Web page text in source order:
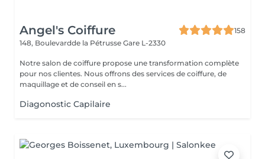
Angel's Coiffure
158
148, Boulevardde la Pétrusse Gare L-2330
Notre salon de coiffure propose une transformation complète
pour nos clientes. Nous offrons des services de coiffure, de
maquillage et de conseil en s...
Diagonostic Capilaire